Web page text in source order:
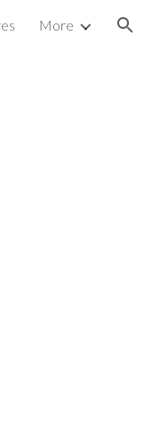
More